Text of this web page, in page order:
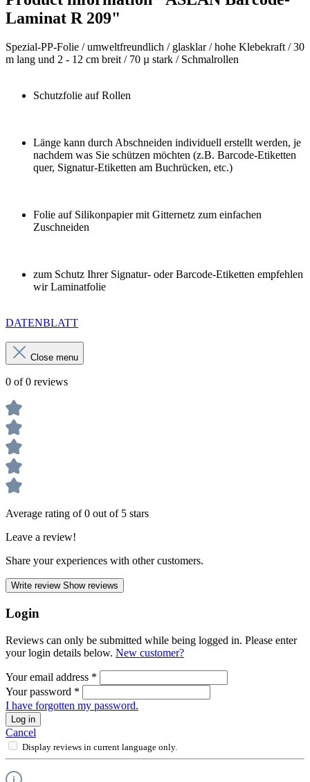
Laminat R 209"
Spezial-PP-Folie / umweltfreundlich / glasklar / hohe Klebekraft / 30
m lang und 2 - 12 cm breit / 70 µ stark / Schmalrollen
Schutzfolie auf Rollen
Länge kann durch Abschneiden individuell erstellt werden, je
nachdem was Sie schützen möchten (z.B. Barcode-Etiketten
quer, Signatur-Etiketten am Buchrücken, etc.)
Folie auf Silikonpapier mit Gitternetz zum einfachen
Zuschneiden
zum Schutz Ihrer Signatur- oder Barcode-Etiketten empfehlen
wir Laminatfolie
DATENBLATT
Close menu
0 of 0 reviews
Average rating of 0 out of 5 stars
Leave a review!
Share your experiences with other customers.
Write review Show reviews
Login
Reviews can only be submitted while being logged in. Please enter
your login details below. New customer?
Your email address *
Your password *
I have forgotten my password.
Log in
Cancel
Display reviews in current language only.